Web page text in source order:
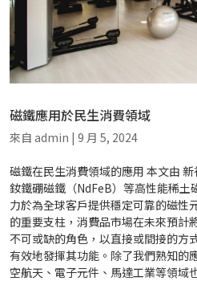
磁鐵應用於民生消費領域
來自 admin | 9 月 5, 2024
磁鐵在民生消費領域的應用 本文由
釹鐵硼磁鐵（NdFeB）等高性能稀土
力於為全球客戶提供穩定可靠的磁性
的重要支柱，消費品市場在未來預計
不可或缺的角色，以直接或間接的方
有效地發揮其功能。除了我們熟知的
空航天、電子元件、馬達工業等領域